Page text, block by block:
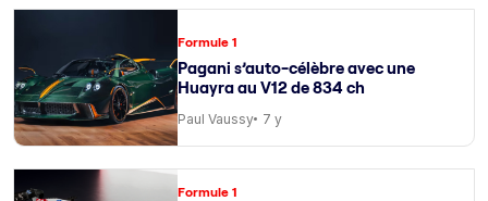
Formule 1
Pagani s’auto-célèbre avec une
Huayra au V12 de 834 ch
Paul Vaussy 7 y
Formule 1